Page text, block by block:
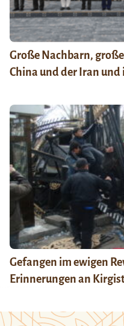
Große Nachbarn,
China und der Iran
Gefangen im ewigen
Erinnerungen an